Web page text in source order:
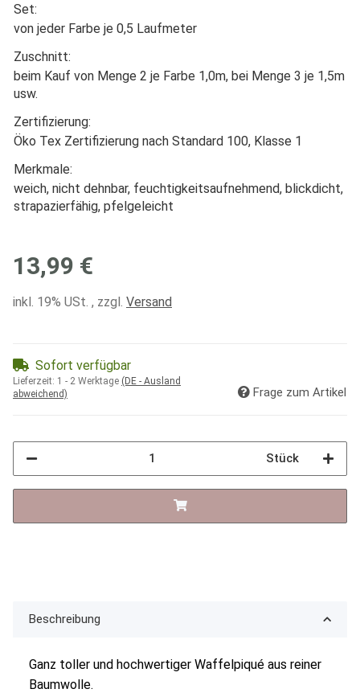
Set:
von jeder Farbe je 0,5 Laufmeter
Zuschnitt:
beim Kauf von Menge 2 je Farbe 1,0m, bei Menge 3 je 1,5m
usw.
Zertifizierung:
Öko Tex Zertifizierung nach Standard 100, Klasse 1
Merkmale:
weich, nicht dehnbar, feuchtigkeitsaufnehmend, blickdicht,
strapazierfähig, pfelgeleicht
13,99 €
inkl. 19% USt. , zzgl. Versand
Sofort verfügbar
Lieferzeit: 1 - 2 Werktage (DE - Ausland
abweichend)
Frage zum Artikel
Stück
Beschreibung
Ganz toller und hochwertiger Waffelpiqué aus reiner
Baumwolle.